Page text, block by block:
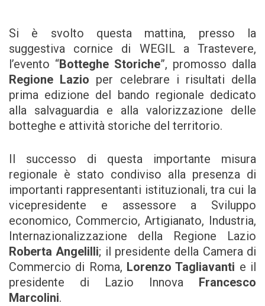
Si è svolto questa mattina, presso la
suggestiva cornice di WEGIL a Trastevere,
l’evento “Botteghe Storiche”, promosso dalla
Regione Lazio per celebrare i risultati della
prima edizione del bando regionale dedicato
alla salvaguardia e alla valorizzazione delle
botteghe e attività storiche del territorio.
Il successo di questa importante misura
regionale è stato condiviso alla presenza di
importanti rappresentanti istituzionali, tra cui la
vicepresidente e assessore a Sviluppo
economico, Commercio, Artigianato, Industria,
Internazionalizzazione della Regione Lazio
Roberta Angelilli; il presidente della Camera di
Commercio di Roma, Lorenzo Tagliavanti e il
presidente di Lazio Innova Francesco
Marcolini.